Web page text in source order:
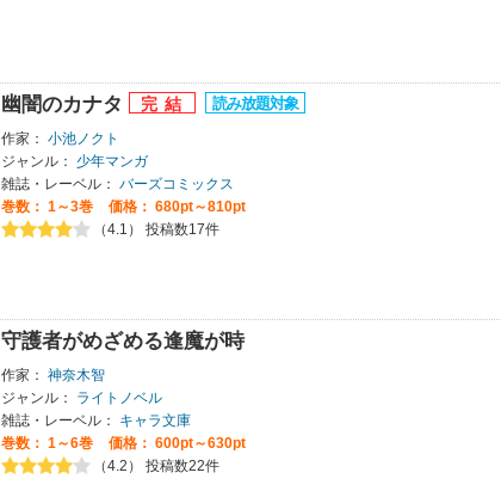
幽闇のカナタ
作家： 小池ノクト
ジャンル：
少年マンガ
雑誌・レーベル： バーズコミックス
巻数： 1～3巻
価格： 680pt～810pt
（4.1） 投稿数17件
守護者がめざめる逢魔が時
作家： 神奈木智
ジャンル：
ライトノベル
雑誌・レーベル：
キャラ文庫
巻数： 1～6巻
価格： 600pt～630pt
（4.2） 投稿数22件